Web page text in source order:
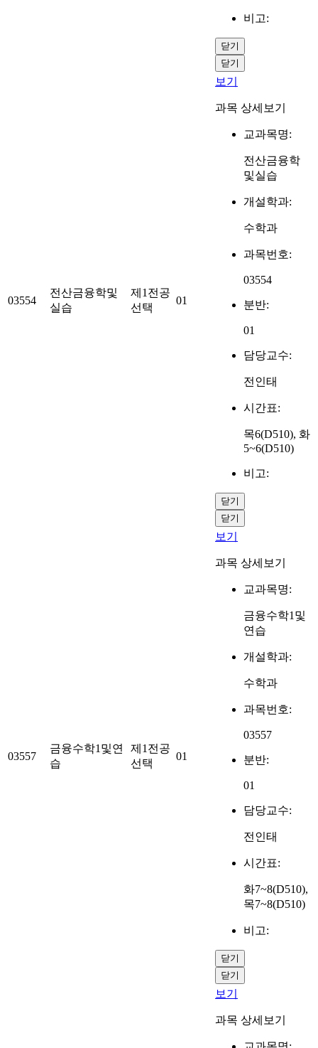
비고:
닫기
닫기
03554
전산금융학및
실습
제1전공
선택
01
보기
과목 상세보기
교과목명:
전산금융학
및실습
개설학과:
수학과
과목번호:
03554
분반:
01
담당교수:
전인태
시간표:
목6(D510), 화
5~6(D510)
비고:
닫기
닫기
03557
금융수학1및연
습
제1전공
선택
01
보기
과목 상세보기
교과목명:
금융수학1및
연습
개설학과:
수학과
과목번호:
03557
분반:
01
담당교수:
전인태
시간표:
화7~8(D510),
목7~8(D510)
비고:
닫기
닫기
보기
과목 상세보기